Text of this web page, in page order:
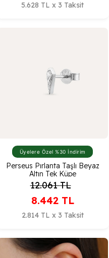
5.628 TL x 3 Taksit
Üyelere Özel %30 İndirim
Perseus Pırlanta Taşlı Beyaz
Altın Tek Küpe
12.061TL
8.442 TL
2.814 TL x 3 Taksit